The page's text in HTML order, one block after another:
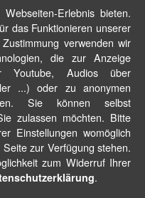
Erlebnis bieten.
das Funktionieren unserer
verwenden wir
die zur Anzeige
Youtube, Audios über
...) oder zu anonymen
Sie können selbst
zulassen möchten. Bitte
Einstellungen womöglich
zur Verfügung stehen.
zum Widerruf Ihrer
.